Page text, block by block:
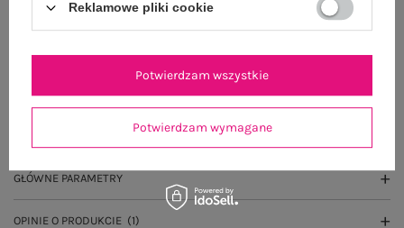
100 dni na zwrot
GŁÓWNE PARAMETRY
OPINIE O PRODUKCIE (1)
Reklamowe pliki cookie
Potwierdzam wymagane
Potwierdzam wszystkie